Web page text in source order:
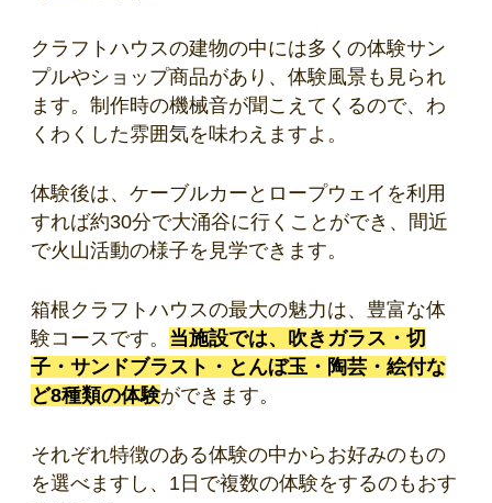
クラフトハウスの建物の中には多くの体験サン
プルやショップ商品があり、体験風景も見られ
ます。制作時の機械音が聞こえてくるので、わ
くわくした雰囲気を味わえますよ。
体験後は、ケーブルカーとロープウェイを利用
すれば約30分で大涌谷に行くことができ、間近
で火山活動の様子を見学できます。
箱根クラフトハウスの最大の魅力は、豊富な体
験コースです。 当施設では、吹きガラス・切
子・サンドブラスト・とんぼ玉・陶芸・絵付な
ど8種類の体験ができます。
それぞれ特徴のある体験の中からお好みのもの
を選べますし、1日で複数の体験をするのもおす